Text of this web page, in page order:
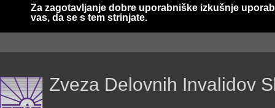
Za zagotavljanje dobre uporabniške izkušnje
vas, da se s tem strinjate.
Zveza Delovnih Invalidov